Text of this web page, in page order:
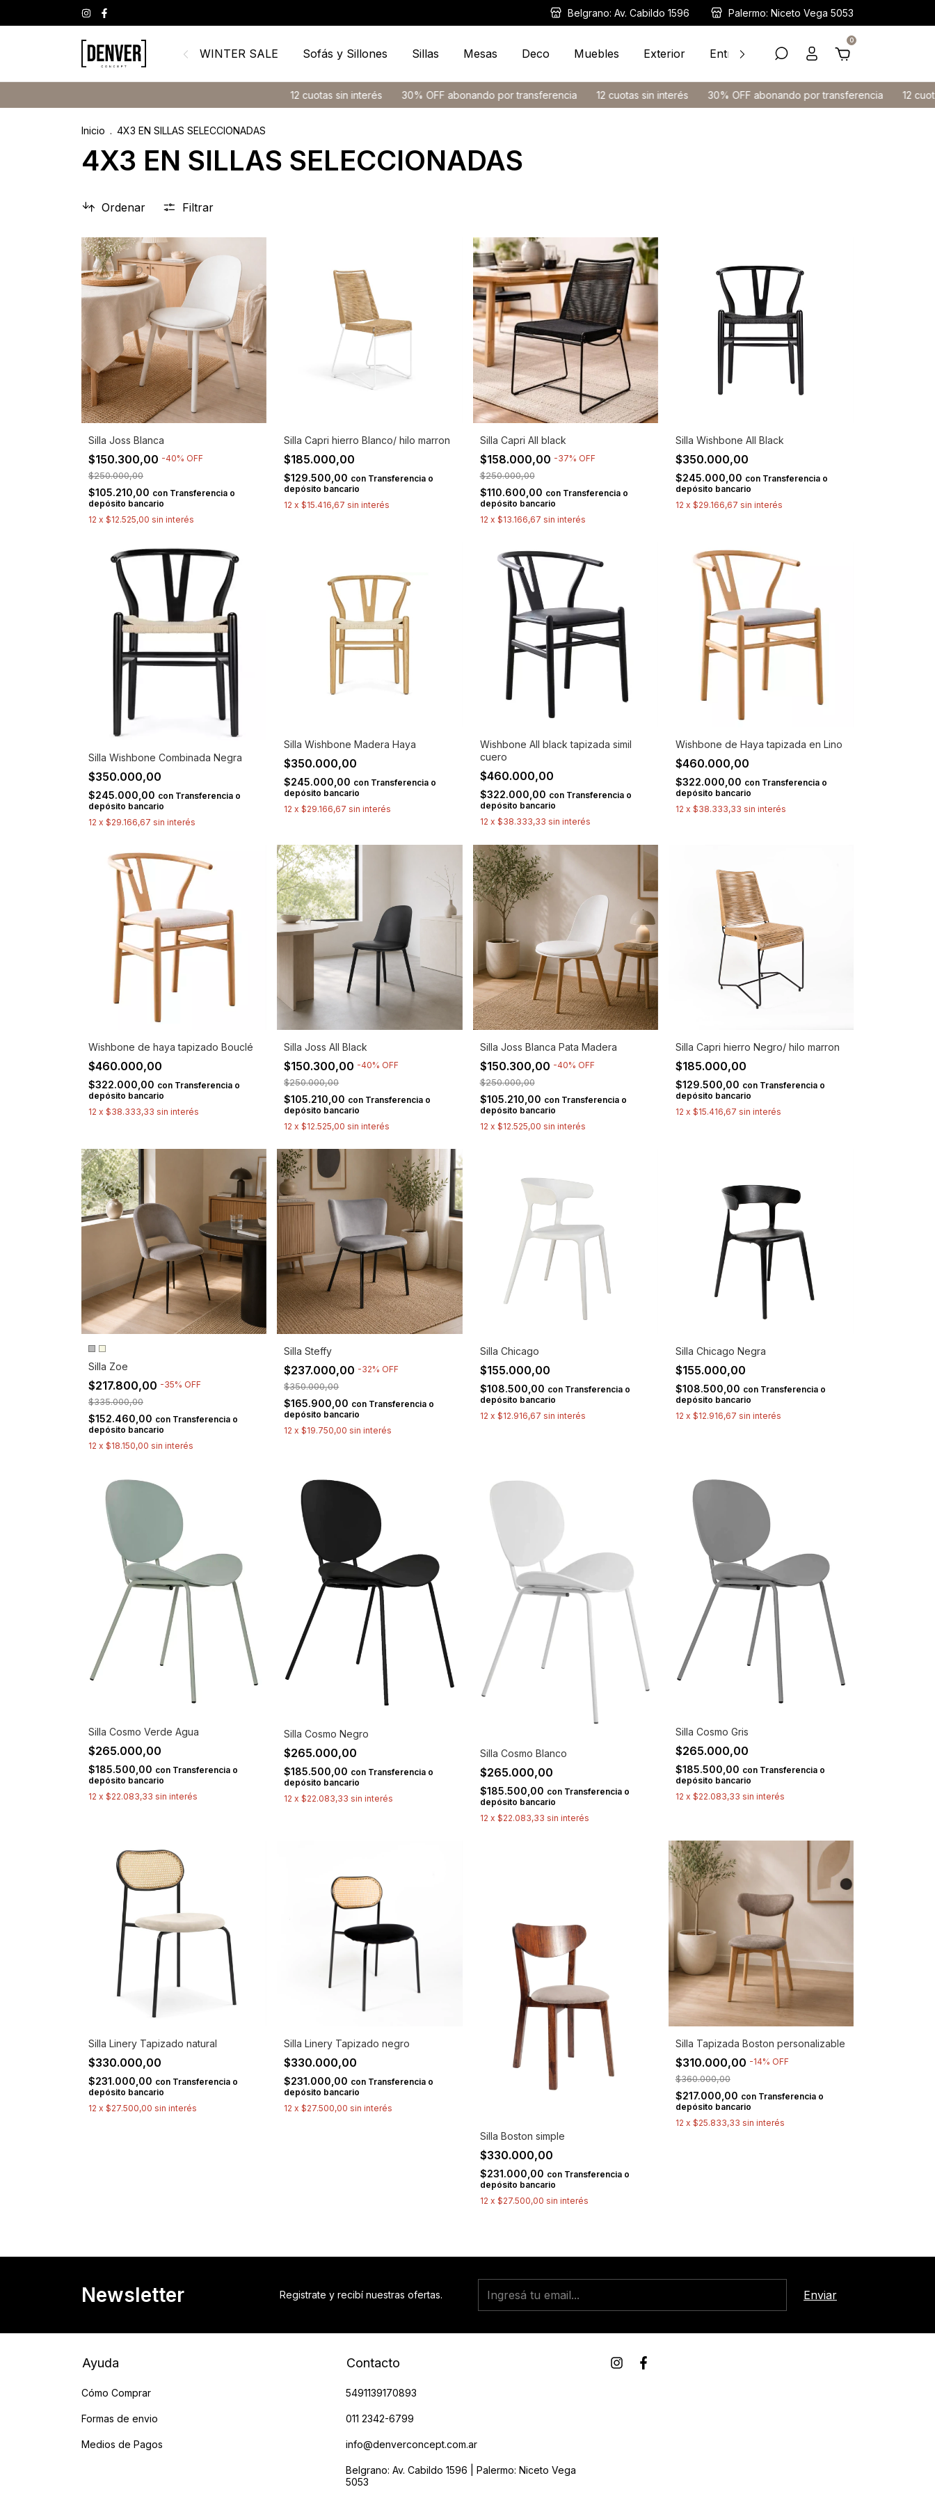
Belgrano: Av. Cabildo 1596 Palermo: Niceto Vega 5053
WINTER SALE Sofás y Sillones Sillas Mesas Deco Muebles Exterior Entrega Inmediata Ayuda
0
12 cuotas sin interés 30% OFF abonando por transferencia 12 cuotas sin interés 30% OFF abonando por transferencia 12 cuotas sin
Inicio . 4X3 EN SILLAS SELECCIONADAS
4X3 EN SILLAS SELECCIONADAS
Ordenar Filtrar
Silla Joss Blanca
$150.300,00 -40% OFF
$250.000,00
$105.210,00 con Transferencia o
depósito bancario
12 x $12.525,00 sin interés
Silla Capri hierro Blanco/ hilo marron
$185.000,00
$129.500,00 con Transferencia o
depósito bancario
12 x$15.416,67 sin interés
Silla Capri All black
$158.000,00 -37% OFF
$250.000,00
$110.600,00 con Transferencia o
depósito bancario
12 x $13.166,67 sin interés
Silla Wishbone All Black
$350.000,00
$245.000,00 con Transferencia o
depósito bancario
12 x $29.166,67 sin interés
Silla Wishbone Combinada Negra
$350.000,00
$245.000,00 con Transferencia o
depósito bancario
12 x $29.166,67 sin interés
Silla Wishbone Madera Haya
$350.000,00
$245.000,00 con Transferencia o
depósito bancario
12 x$29.166,67 sin interés
Wishbone All black tapizada simil
cuero
$460.000,00
$322.000,00 con Transferencia o
depósito bancario
12 x $38.333,33 sin interés
Wishbone de Haya tapizada en Lino
$460.000,00
$322.000,00 con Transferencia o
depósito bancario
12 x $38.333,33 sin interés
Wishbone de haya tapizado Bouclé
$460.000,00
$322.000,00 con Transferencia o
depósito bancario
12 x $38.333,33 sin interés
Silla Joss All Black
$150.300,00 -40% OFF
$250.000,00
$105.210,00 con Transferencia o
depósito bancario
12 x$12.525,00 sin interés
Silla Joss Blanca Pata Madera
$150.300,00 -40% OFF
$250.000,00
$105.210,00 con Transferencia o
depósito bancario
12 x $12.525,00 sin interés
Silla Capri hierro Negro/ hilo marron
$185.000,00
$129.500,00 con Transferencia o
depósito bancario
12 x $15.416,67 sin interés
Silla Zoe
$217.800,00 -35% OFF
$335.000,00
$152.460,00 con Transferencia o
depósito bancario
12 x $18.150,00 sin interés
Silla Steffy
$237.000,00 -32% OFF
$350.000,00
$165.900,00 con Transferencia o
depósito bancario
12 x$19.750,00 sin interés
Silla Chicago
$155.000,00
$108.500,00 con Transferencia o
depósito bancario
12 x $12.916,67 sin interés
Silla Chicago Negra
$155.000,00
$108.500,00 con Transferencia o
depósito bancario
12 x $12.916,67 sin interés
Silla Cosmo Verde Agua
$265.000,00
$185.500,00 con Transferencia o
depósito bancario
12 x $22.083,33 sin interés
Silla Cosmo Negro
$265.000,00
$185.500,00 con Transferencia o
depósito bancario
12 x$22.083,33 sin interés
Silla Cosmo Blanco
$265.000,00
$185.500,00 con Transferencia o
depósito bancario
12 x $22.083,33 sin interés
Silla Cosmo Gris
$265.000,00
$185.500,00 con Transferencia o
depósito bancario
12 x $22.083,33 sin interés
Silla Linery Tapizado natural
$330.000,00
$231.000,00 con Transferencia o
depósito bancario
12 x $27.500,00 sin interés
Silla Linery Tapizado negro
$330.000,00
$231.000,00 con Transferencia o
depósito bancario
12 x$27.500,00 sin interés
Silla Boston simple
$330.000,00
$231.000,00 con Transferencia o
depósito bancario
12 x $27.500,00 sin interés
Silla Tapizada Boston personalizable
$310.000,00 -14% OFF
$360.000,00
$217.000,00 con Transferencia o
depósito bancario
12 x $25.833,33 sin interés
Newsletter Registrate y recibí nuestras ofertas.
Ayuda
Cómo Comprar
Formas de envio
Medios de Pagos
Contacto
5491139170893
011 2342-6799
info@denverconcept.com.ar
Belgrano: Av. Cabildo 1596 | Palermo: Niceto Vega
5053